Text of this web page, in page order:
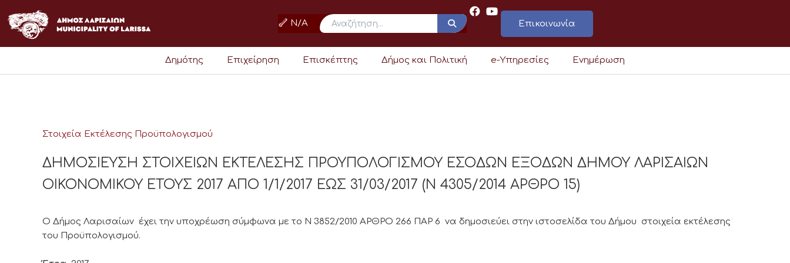
στο
περιεχόμενο
N/A Επικοινωνία
Δημότης Επιχείρηση Επισκέπτης Δήμος και Πολιτική e-Υπηρεσίες Ενημέρωση
Στοιχεία Εκτέλεσης Προϋπολογισμού
ΔΗΜΟΣΙΕΥΣΗ ΣΤΟΙΧΕΙΩΝ ΕΚΤΕΛΕΣΗΣ ΠΡΟΥΠΟΛΟΓΙΣΜΟΥ ΕΣΟΔΩΝ ΕΞΟΔΩΝ ΔΗΜΟΥ ΛΑΡΙΣΑΙΩΝ
ΟΙΚΟΝΟΜΙΚΟΥ ΕΤΟΥΣ 2017 ΑΠΟ 1/1/2017 ΕΩΣ 31/03/2017 (Ν 4305/2014 ΑΡΘΡΟ 15)
Ο Δήμος Λαρισαίων έχει την υποχρέωση σύμφωνα με το Ν 3852/2010 ΑΡΘΡΟ 266 ΠΑΡ 6 να δημοσιεύει στην ιστοσελίδα του Δήμου στοιχεία εκτέλεσης
του Προϋπολογισμού.